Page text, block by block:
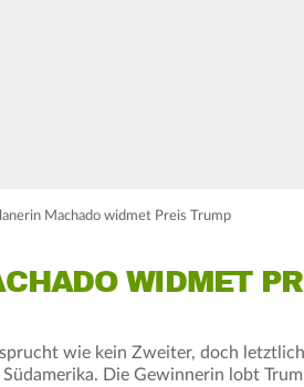
Machado widmet Preis Trump
WIDMET
wie kein Zweiter, doch
Die Gewinnerin lobt